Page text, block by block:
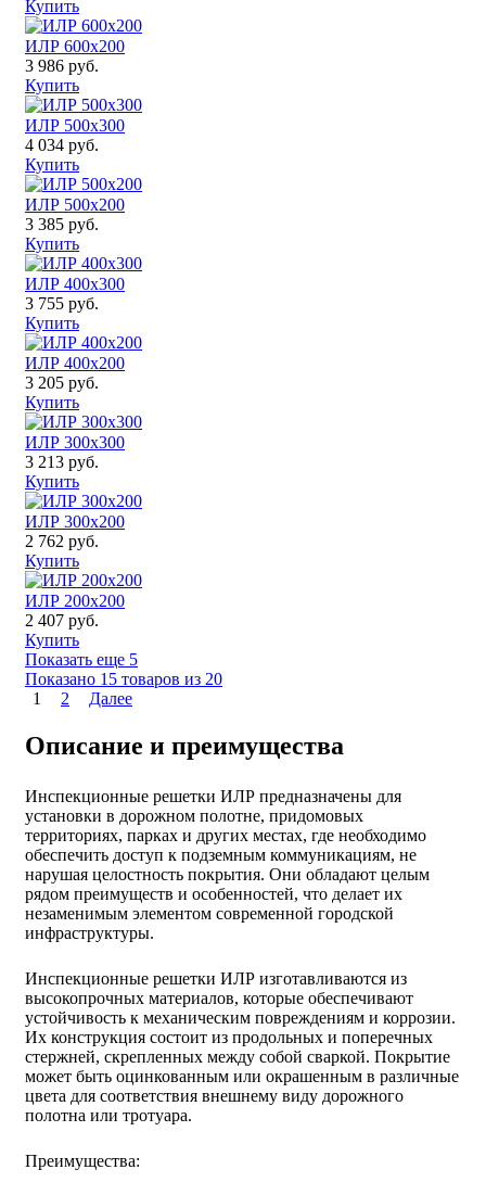
Купить
ИЛР 600x200
3 986 руб.
Купить
ИЛР 500x300
4 034 руб.
Купить
ИЛР 500x200
3 385 руб.
Купить
ИЛР 400x300
3 755 руб.
Купить
ИЛР 400x200
3 205 руб.
Купить
ИЛР 300x300
3 213 руб.
Купить
ИЛР 300x200
2 762 руб.
Купить
ИЛР 200x200
2 407 руб.
Купить
Показать еще 5
Показано 15 товаров из 20
1
2 Далее
Описание и преимущества
Инспекционные решетки ИЛР предназначены для
установки в дорожном полотне, придомовых
территориях, парках и других местах, где необходимо
обеспечить доступ к подземным коммуникациям, не
нарушая целостность покрытия. Они обладают целым
рядом преимуществ и особенностей, что делает их
незаменимым элементом современной городской
инфраструктуры.
Инспекционные решетки ИЛР изготавливаются из
высокопрочных материалов, которые обеспечивают
устойчивость к механическим повреждениям и коррозии.
Их конструкция состоит из продольных и поперечных
стержней, скрепленных между собой сваркой. Покрытие
может быть оцинкованным или окрашенным в различные
цвета для соответствия внешнему виду дорожного
полотна или тротуара.
Преимущества: